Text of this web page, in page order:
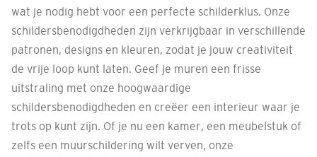
wat je nodig hebt voor een perfecte schilderklus. Onze
schildersbenodigdheden zijn verkrijgbaar in verschillende
patronen, designs en kleuren, zodat je jouw creativiteit
de vrije loop kunt laten. Geef je muren een frisse
uitstraling met onze hoogwaardige
schildersbenodigdheden en creëer een interieur waar je
trots op kunt zijn. Of je nu een kamer, een meubelstuk of
zelfs een muurschildering wilt verven, onze